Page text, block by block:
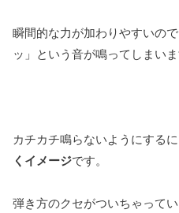
瞬間的な力が加わりやすいの
ッ」という音が鳴ってしまいま
カチカチ鳴らないようにするに
くイメージです。
弾き方のクセがついちゃって